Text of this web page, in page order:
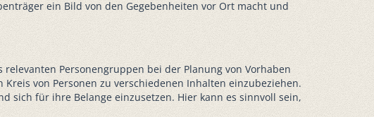
ein Bild von den Gegebenheiten vor Ort macht und
Personengruppen bei der Planung von Vorhaben
von Personen zu verschiedenen Inhalten einzubeziehen.
sich für ihre Belange einzusetzen. Hier kann es sinnvoll sein,